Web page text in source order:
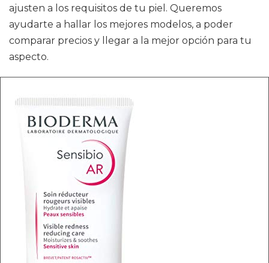
ajusten a los requisitos de tu piel. Queremos
ayudarte a hallar los mejores modelos, a poder
comparar precios y llegar a la mejor opción para tu
aspecto.